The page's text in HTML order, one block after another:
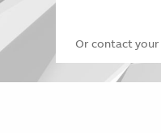
Or contact your